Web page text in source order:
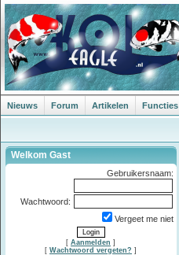
Nieuws Forum Artikelen Functies
Welkom Gast
Gebruikersnaam:
Wachtwoord:
Vergeet me niet
[ Aanmelden ]
[ Wachtwoord vergeten? ]